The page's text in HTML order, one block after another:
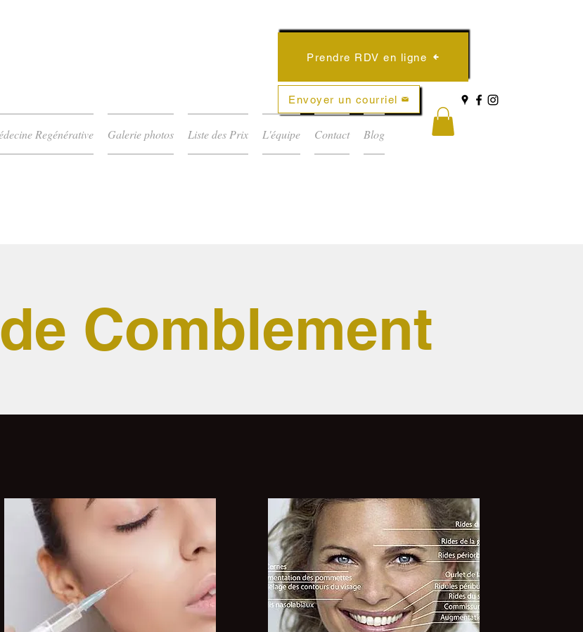
Prendre RDV en ligne
Envoyer un courriel
Regénérative Galerie photos Liste des Prix L'équipe Contact Blog
Comblement